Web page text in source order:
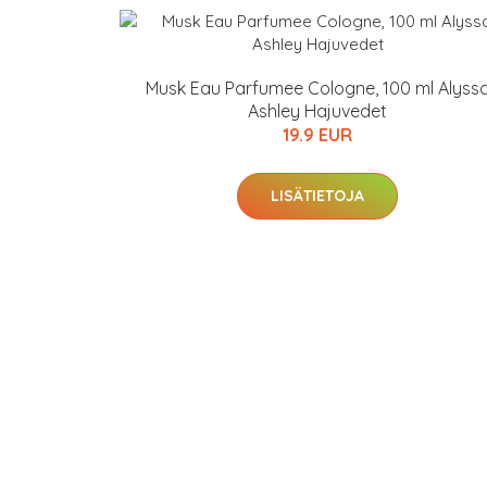
Musk Eau Parfumee Cologne, 100 ml
Ashley Hajuvedet
19.9 EUR
LISÄTIETOJA